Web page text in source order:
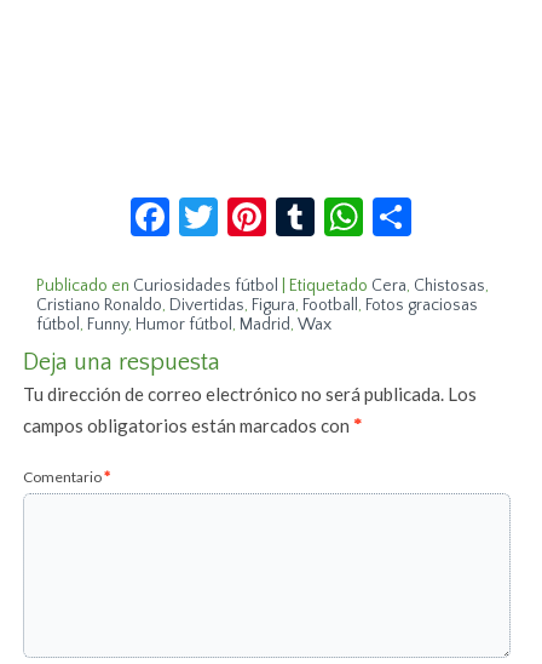
Facebook
Twitter
Pinterest
TumblrWhatsApp
Publicado en Curiosidades fútbol Etiquetado Cera, Chistosas,
Cristiano Ronaldo, Divertidas, Figura, Football , Fotos graciosas
fútbol , Funny, Humor fútbol , Madrid,Wax
Deja una respuesta
Tu dirección de correo electrónico no será publicada. Los
campos obligatorios están marcados con*
Comentario*